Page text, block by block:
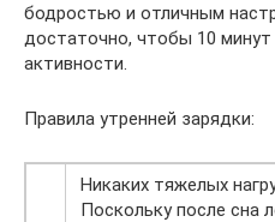
бодростью и отличным
достаточно, чтобы 10
активности.
Правила утренней зарядки:
Никаких тяжелых
Поскольку после сна